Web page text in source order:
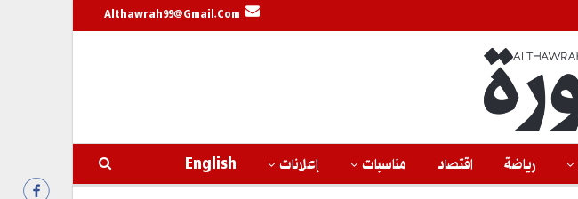
Althawrah99@gmail.com
رياضة اقتصاد مناسبات إعلانات English